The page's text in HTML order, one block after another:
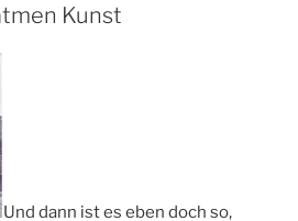
Kunst
Und dann ist es eben doch so,